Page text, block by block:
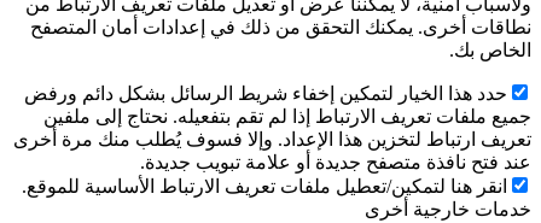
أمنية، لا يمكننا عرض أو تعديل ملفات تعريف الارتباط من
أخرى. يمكنك التحقق من ذلك في إعدادات أمان المتصفح
بك.
حدد هذا الخيار لتمكين إخفاء شريط الرسائل بشكل دائم ورفض
ملفات تعريف الارتباط إذا لم تقم بتفعيله. نحتاج إلى ملفين
ارتباط لتخزين هذا الإعداد. وإلا فسوف يُطلب منك مرة أخرى
فتح نافذة متصفح جديدة أو علامة تبويب جديدة.
انقر هنا لتمكين/تعطيل ملفات تعريف الارتباط الأساسية للموقع.
خارجية أخرى